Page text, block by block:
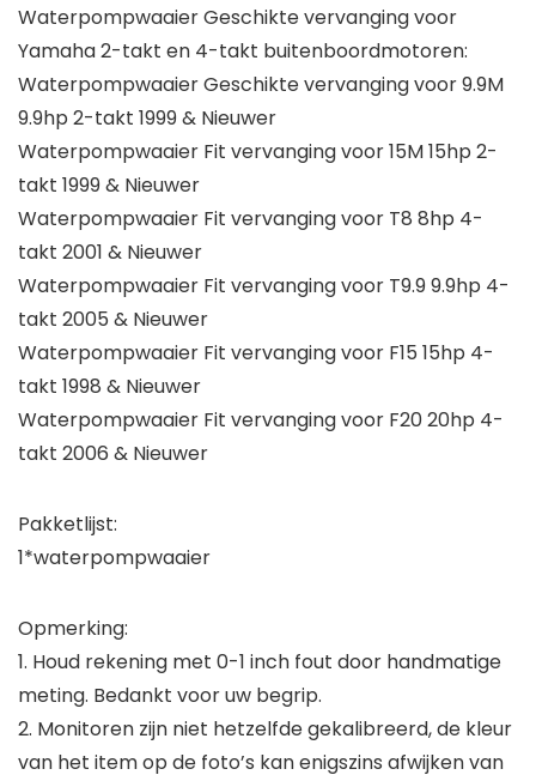
Waterpompwaaier Geschikte vervanging voor
Yamaha 2-takt en 4-takt buitenboordmotoren:
Waterpompwaaier Geschikte vervanging voor 9.9M
9.9hp 2-takt 1999 & Nieuwer
Waterpompwaaier Fit vervanging voor 15M 15hp 2-
takt 1999 & Nieuwer
Waterpompwaaier Fit vervanging voor T8 8hp 4-
takt 2001 & Nieuwer
Waterpompwaaier Fit vervanging voor T9.9 9.9hp 4-
takt 2005 & Nieuwer
Waterpompwaaier Fit vervanging voor F15 15hp 4-
takt 1998 & Nieuwer
Waterpompwaaier Fit vervanging voor F20 20hp 4-
takt 2006 & Nieuwer
Pakketlijst:
1*waterpompwaaier
Opmerking:
1. Houd rekening met 0-1 inch fout door handmatige
meting. Bedankt voor uw begrip.
2. Monitoren zijn niet hetzelfde gekalibreerd, de kleur
van het item op de foto’s kan enigszins afwijken van